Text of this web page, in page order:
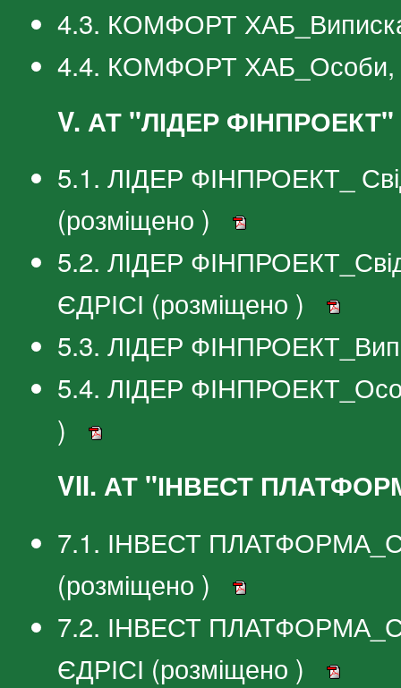
4.3. КОМФОРТ
4.4. КОМФОРТ ХАБ_Особи,
V. АТ "ЛІДЕР ФІНПРОЕКТ"
5.1. ЛІДЕР ФІНПРОЕКТ_
(розміщено )
5.2. ЛІДЕР
ЄДРІСІ (розміщено )
5.3. ЛІДЕР
5.4. ЛІДЕР
)
VII. АТ "ІНВЕСТ
7.1. ІНВЕСТ
(розміщено )
7.2. ІНВЕСТ
ЄДРІСІ (розміщено )